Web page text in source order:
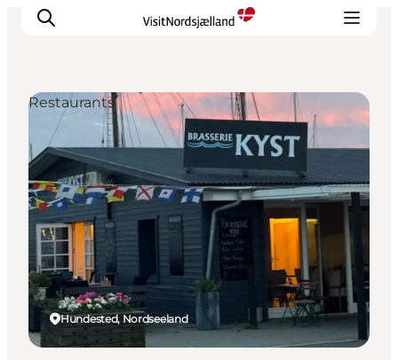
Highlights
Erlebnisse
Geschmack
Unterkünfte
Städte
Reiseplanung
Hundested, Nordseeland
Restaurants